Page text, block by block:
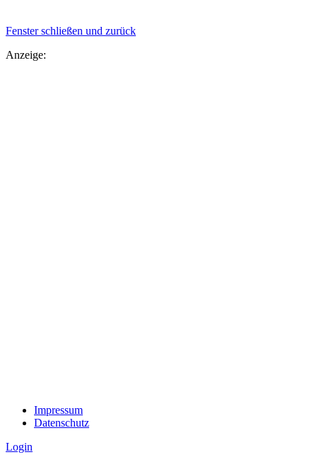
Fenster schließen und zurück
Anzeige:
Impressum
Datenschutz
Login